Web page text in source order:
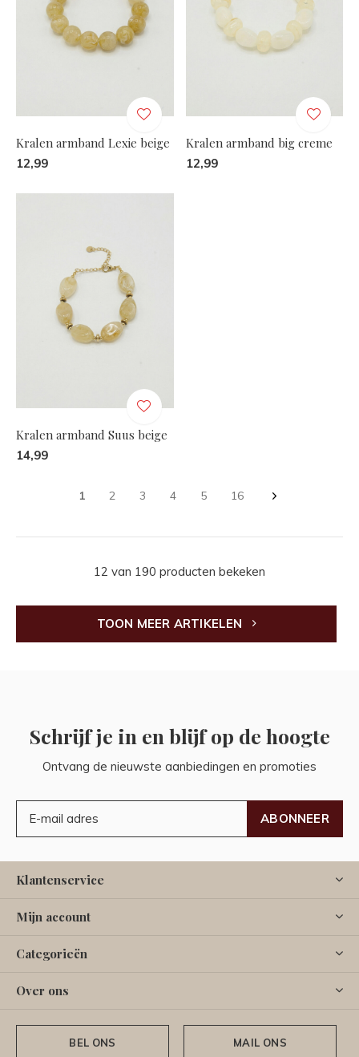
Kralen armband Lexie beige
12,99
Kralen armband big creme
12,99
Kralen armband Suus beige
14,99
1 2 3 4 5 16
12 van 190 producten bekeken
TOON MEER ARTIKELEN
Schrijf je in en blijf op de hoogte
Ontvang de nieuwste aanbiedingen en promoties
ABONNEER
Klantenservice
Mijn account
Categorieën
Over ons
BEL ONS MAIL ONS